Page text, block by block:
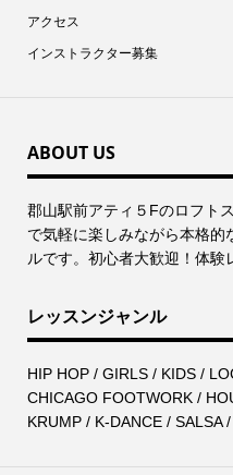
アクセス
インストラクター募集
ABOUT US
郡⼭駅前アティ５Fのロフト
で気軽に楽しみながら本格的
ルです。初心者大歓迎！体験
レッスンジャンル
HIP HOP / GIRLS / KIDS /
CHICAGO FOOTWORK /
KRUMP / K-DANCE / SALSA /